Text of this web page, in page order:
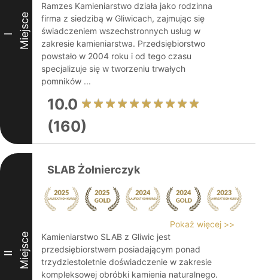
I Miejsce
Ramzes Kamieniarstwo działa jako rodzinna
firma z siedzibą w Gliwicach, zajmując się
świadczeniem wszechstronnych usług w
zakresie kamieniarstwa. Przedsiębiorstwo
powstało w 2004 roku i od tego czasu
specjalizuje się w tworzeniu trwałych
pomników ...
10.0
(160)
II Miejsce
SLAB Żołnierczyk
Pokaż więcej >>
Kamieniarstwo SLAB z Gliwic jest
przedsiębiorstwem posiadającym ponad
trzydziestoletnie doświadczenie w zakresie
kompleksowej obróbki kamienia naturalnego.